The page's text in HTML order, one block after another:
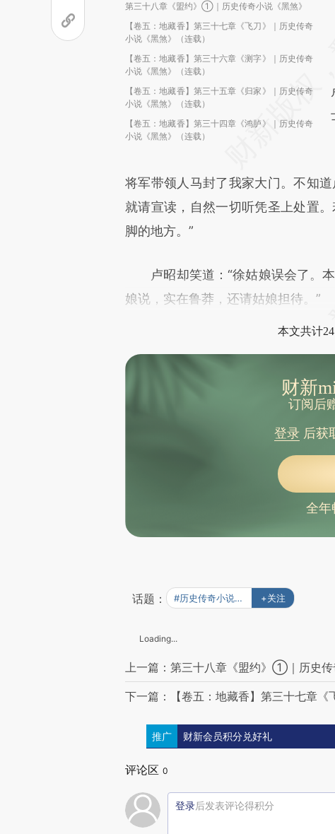
第三十八章《盟约》①｜历史传奇小说《黑煞》
【卷五：地藏香】第三十七章《飞刀》｜历史传奇
小说《黑煞》（连载）
【卷五：地藏香】第三十六章《测字》｜历史传奇
小说《黑煞》（连载）
【卷五：地藏香】第三十五章《归家》｜历史传奇
小说《黑煞》（连载）
【卷五：地藏香】第三十四章《鸿胪》｜历史传奇
小说《黑煞》（连载）
将军带领人马封了我家大门。不知
就请宣读，自然一切听凭圣上处置
脚的地方。”
卢昭却笑道：“徐姑娘误会了。本
娘说，实在鲁莽，还请姑娘担待。”
本文共计
财新
订阅后
登录后获
全年
话题： #历史传奇小说《黑煞》 +关注
Loading...
上一篇：第三十八章《盟约》①｜历史传
下一篇：【卷五：地藏香】第三十七章《
推广 财新会员积分兑好礼
评论区 0
登录后发表评论得积分